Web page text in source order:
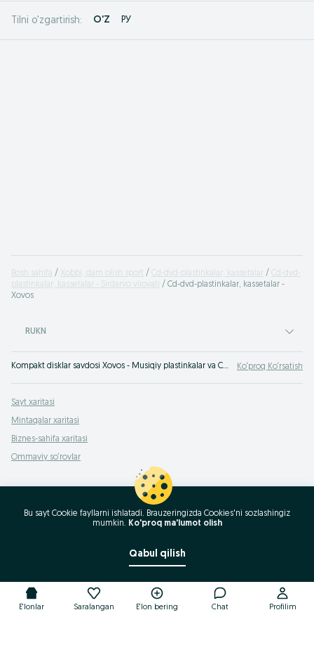
Tilni o'zgartirish: O'Z РУ
Bosh sahifa Xobbi, dam olish sport Cd-dvd-plastinkalar, kassetalar
Cd-dvd-
plastinkalar, kassetalar - Sirdaryo viloyati
Cd-dvd-plastinkalar, kassetalar -
Xovos
RUKN
Kompakt disklar savdosi Xovos - Musiqiy plastinkalar va CD sotib olish OLX.uz e‘lonlar taxtasida Xovos. Vinil plastinkalarni eng yaxshi narxlarda sotib olish OLX.uzda! Ko‘proq Ko‘rsatish
Sayt xaritasi
Mintaqalar xaritasi
Biznes-sahifa xaritasi
Ommaviy so‘rovlar
E'lonlar Saralangan E'lon bering Chat Profilim
Bu sayt Cookie fayllarni ishlatadi. Brauzeringizda Cookies'ni sozlashingiz
mumkin. Ko'proq ma'lumot olish
Qabul qilish